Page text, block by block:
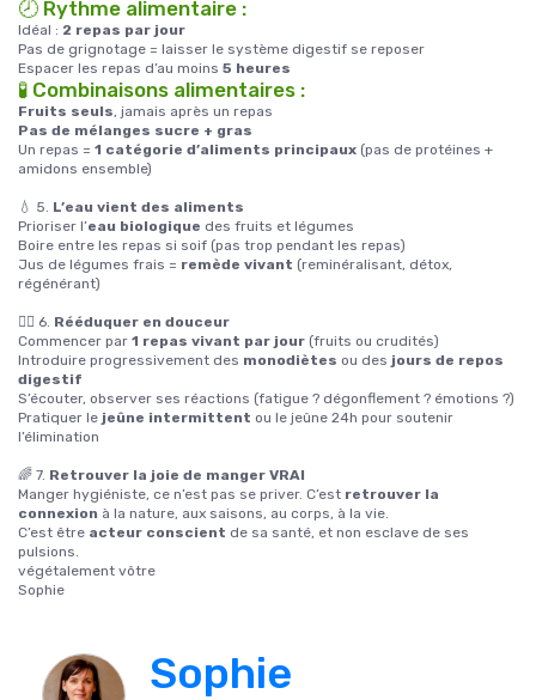
🕗 Rythme alimentaire :
Idéal : 2 repas par jour
Pas de grignotage = laisser le système digestif se reposer
Espacer les repas d’au moins 5 heures
🧪 Combinaisons alimentaires :
Fruits seuls, jamais après un repas
Pas de mélanges sucre + gras
Un repas = 1 catégorie d’aliments principaux (pas de protéines +
amidons ensemble)
💧 5. L’eau vient des aliments
Prioriser l’eau biologique des fruits et légumes
Boire entre les repas si soif (pas trop pendant les repas)
Jus de légumes frais = remède vivant (reminéralisant, détox,
régénérant)
🧘‍♀️ 6. Rééduquer en douceur
Commencer par 1 repas vivant par jour (fruits ou crudités)
Introduire progressivement des monodiètes ou des jours de repos
digestif
S’écouter, observer ses réactions (fatigue ? dégonflement ? émotions ?)
Pratiquer le jeûne intermittent ou le jeûne 24h pour soutenir
l’élimination
🌈 7. Retrouver la joie de manger VRAI
Manger hygiéniste, ce n’est pas se priver. C’est retrouver la
connexion à la nature, aux saisons, au corps, à la vie.
C’est être acteur conscient de sa santé, et non esclave de ses
pulsions.
végétalement vôtre
Sophie
Sophie